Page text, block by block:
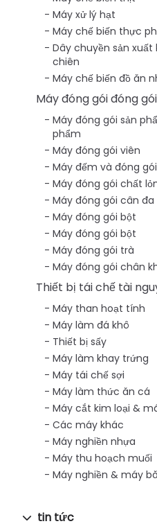
Máy xử lý hạt
Máy chế biến thực
Dây chuyền sản
chiên
Máy chế biến đồ ăn
Máy đóng gói đóng gói
Máy đóng gói sản
phẩm
Máy đóng gói viên
Máy đếm và đóng
Máy đóng gói chất
Máy đóng gói cân đa
Máy đóng gói bột
Máy đóng gói bột
Máy đóng gói trà
Máy đóng gói chân
Thiết bị tái chế tài
Máy than hoạt tính
Máy làm đá khô
Thiết bị sấy
Máy làm khay trứng
Máy tái chế sợi
Máy làm thức ăn cá
Máy cắt kim loại &
Các máy khác
Máy nghiền nhựa
Máy thu hoạch muối
Máy nghiền & máy
tin tức